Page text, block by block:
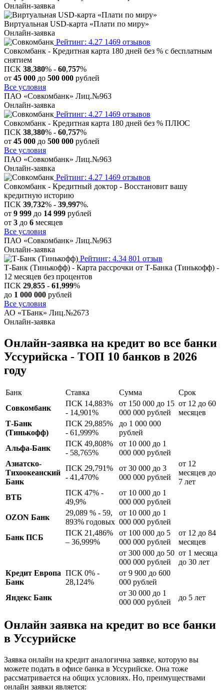
Онлайн-заявка
Виртуальная USD-карта «Плати по миру»
Онлайн-заявка
Рейтинг: 4.27 1469 отзывов
Совкомбанк - Кредитная карта 180 дней без % с бесплатным
снятием
ПСК 38,380% - 60,757%
от 45 000 до 500 000 рублей
Все условия
ПАО «Совкомбанк» Лиц.№963
Онлайн-заявка
Рейтинг: 4.27 1469 отзывов
Совкомбанк - Кредитная карта 180 дней без % ПЛЮС
ПСК 38,380% - 60,757%
от 45 000 до 500 000 рублей
Все условия
ПАО «Совкомбанк» Лиц.№963
Онлайн-заявка
Рейтинг: 4.27 1469 отзывов
Совкомбанк - Кредитный доктор - Восстановит вашу
кредитную историю
ПСК 39,732% - 39,997%.
от 9 999 до 14 999 рублей
от 3 до 6 месяцев
Все условия
ПАО «Совкомбанк» Лиц.№963
Онлайн-заявка
Рейтинг: 4.34 801 отзыв
Т-Банк (Тинькофф) - Карта рассрочки от Т-Банка (Тинькофф) -
12 месяцев без процентов
ПСК 29,855 - 61,999%
до 1 000 000 рублей
Все условия
АО «ТБанк» Лиц.№2673
Онлайн-заявка
Онлайн-заявка на кредит во все банки
Уссурийска - ТОП 10 банков в 2026
году
Банк Ставка Сумма
Срок
Совкомбанк
ПСК 14,883%
- 14,901%
от 150 000 до 15
000 000 рублей
от 12 до 60
месяцев
Т-Банк
(Тинькофф)
ПСК 29,885%
- 61,999%
до 1 000 000
рублей
Альфа-Банк
ПСК 49,808%
- 58,765%
от 10 000 до 1
000 000 рублей
Азиатско-
Тихоокеанский
Банк
ПСК 29,791%
- 41,470%
от 30 000 до 3
000 000 рублей
от 12
месяцев до
7 лет
ВТБ
ПСК 47% -
49,9%
от 10 000 до 1
000 000 рублей
OZON Банк
29,089 % - 59,
893% годовых
от 10 000 до 1
000 000 рублей
Банк ПСБ
ПСК 21,486%
– 36,999%
от 100 000 до 5
000 000 рублей
от 12 до 84
месяцев
от 300 000 до 50
000 000 рублей
от 1 месяца
до 30 лет
Кредит Европа
Банк
ПСК 0% -
28,124%
от 9 900 до 600
000 рублей
Яндекс Банк
от 30 000 до 1
000 000 рублей
до 5 лет
Онлайн заявка на кредит во все банки
в Уссурийске
Заявка онлайн на кредит аналогична заявке, которую вы
можете подать в офисе банка в Уссурийске. Она тоже
рассматривается на общих условиях. Но, преимуществами
онлайн заявки является: